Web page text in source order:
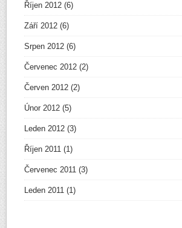
Říjen 2012 (6)
Září 2012 (6)
Srpen 2012 (6)
Červenec 2012 (2)
Červen 2012 (2)
Únor 2012 (5)
Leden 2012 (3)
Říjen 2011 (1)
Červenec 2011 (3)
Leden 2011 (1)